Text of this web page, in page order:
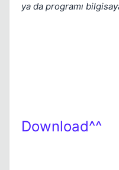
ya da programı
Download^^